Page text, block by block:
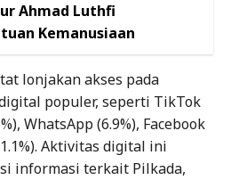
Ahmad Luthfi
Kemanusiaan
lonjakan akses pada
populer, seperti TikTok
WhatsApp (6.9%), Facebook
Aktivitas digital ini
informasi terkait Pilkada,